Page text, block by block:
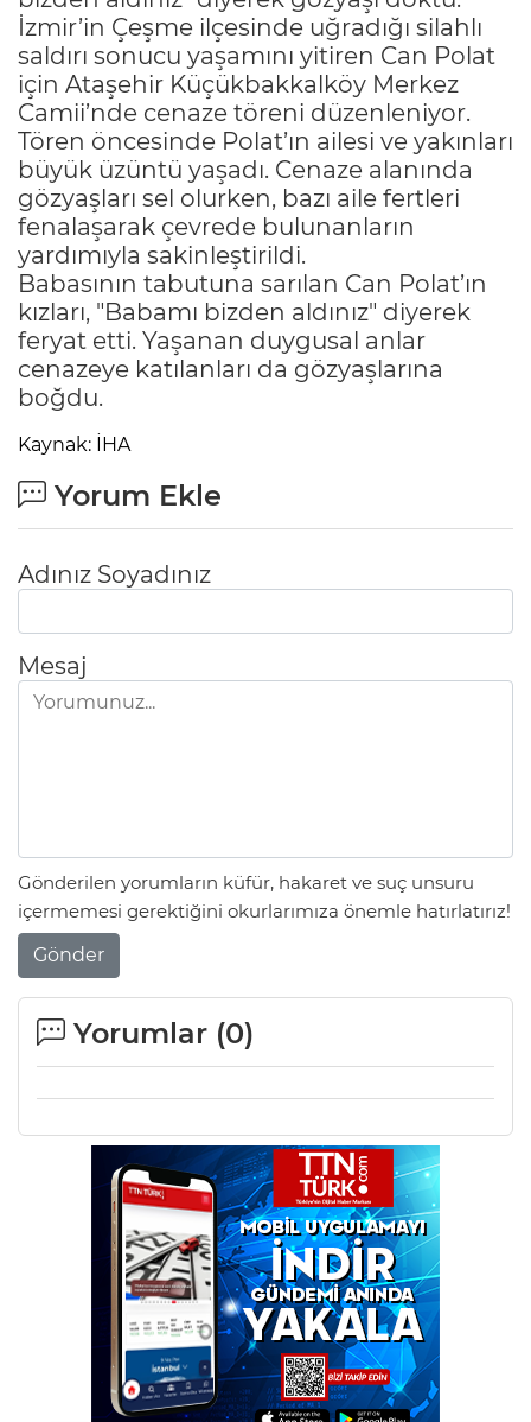
İzmir’in Çeşme ilçesinde uğradığı silahlı
saldırı sonucu yaşamını yitiren Can Polat
için Ataşehir Küçükbakkalköy Merkez
Camii’nde cenaze töreni düzenleniyor.
Tören öncesinde Polat’ın ailesi ve yakınları
büyük üzüntü yaşadı. Cenaze alanında
gözyaşları sel olurken, bazı aile fertleri
fenalaşarak çevrede bulunanların
yardımıyla sakinleştirildi.
Babasının tabutuna sarılan Can Polat’ın
kızları, "Babamı bizden aldınız" diyerek
feryat etti. Yaşanan duygusal anlar
cenazeye katılanları da gözyaşlarına
boğdu.
Kaynak: İHA
Yorum Ekle
Adınız Soyadınız
Mesaj
Gönderilen yorumların küfür, hakaret ve suç unsuru
içermemesi gerektiğini okurlarımıza önemle hatırlatırız!
Gönder
Yorumlar (0)